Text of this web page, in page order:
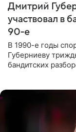
Дмитрий
участвовал в
90-е
В 1990-е годы
Губерниеву
бандитских